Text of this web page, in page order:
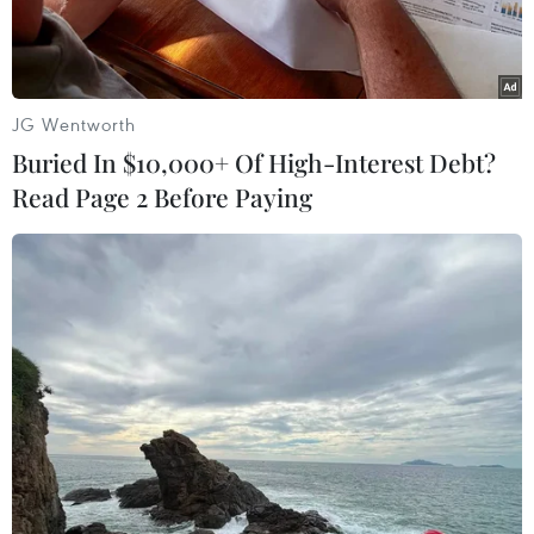
Các hệ thống siêu thị 'đua nhau' tặng quà cho chị em với những
ưu đãi hấp dẫn trước thềm ngày Quốc tế phụ nữ 8/3. (Ảnh:
PV/Vietnam+)
Ngày Quốc tế phụ nữ 8/3 cận kề là thời điểm
nhiều người bắt đầu lên danh sách những món
JG Wentworth
Buried In $10,000+ Of High-Interest Debt?
Read Page 2 Before Paying